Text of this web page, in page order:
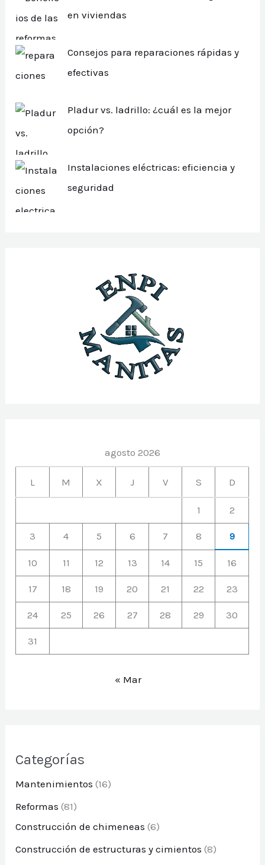
en viviendas
Consejos para reparaciones rápidas y
efectivas
Pladur vs. ladrillo: ¿cuál es la mejor
opción?
Instalaciones eléctricas: eficiencia y
seguridad
agosto 2026
L M X J V S D
1 2
3 4 5 6 7 8 9
10 11 12 13 14 15 16
17 18 19 20 21 22 23
24 25 26 27 28 29 30
31
« Mar
Categorías
Mantenimientos (16)
Reformas (81)
Construcción de chimeneas (6)
Construcción de estructuras y cimientos (8)